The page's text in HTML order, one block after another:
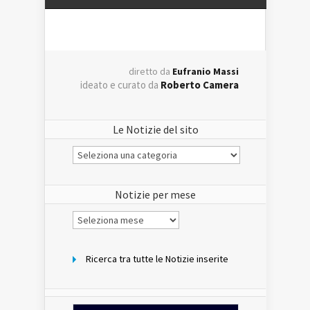
diretto da Eufranio Massi
ideato e curato da Roberto Camera
Le Notizie del sito
Le
Notizie
Notizie per mese
Notizie
per
Ricerca tra tutte le Notizie inserite